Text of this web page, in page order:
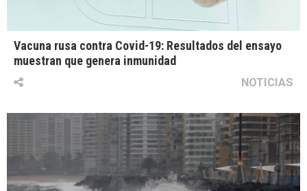
Vacuna rusa contra Covid-19: Resultados del ensayo
muestran que genera inmunidad
NOTICIAS